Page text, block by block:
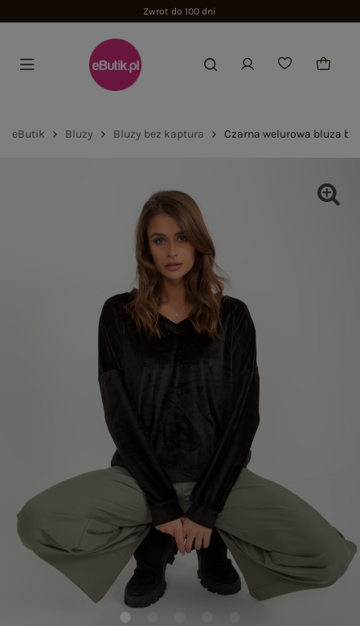
Zwrot do 100 dni
eButik Bluzy Bluzy bez kaptura Czarna welurowa bluza